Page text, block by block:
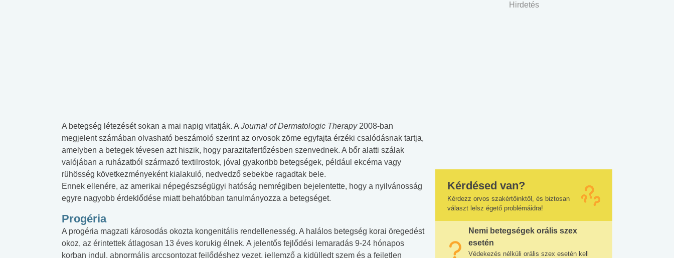
A betegség létezését sokan a mai napig vitatják. A Journal of Dermatologic Therapy 2008-ban
megjelent számában olvasható beszámoló szerint az orvosok zöme egyfajta érzéki csalódásnak tartja,
amelyben a betegek tévesen azt hiszik, hogy parazitafertőzésben szenvednek. A bőr alatti szálak
valójában a ruházatból származó textilrostok, jóval gyakoribb betegségek, például ekcéma vagy
rühösség következményeként kialakuló, nedvedző sebekbe ragadtak bele.
Ennek ellenére, az amerikai népegészségügyi hatóság nemrégiben bejelentette, hogy a nyilvánosság
egyre nagyobb érdeklődése miatt behatóbban tanulmányozza a betegséget.
Progéria
A progéria magzati károsodás okozta kongenitális rendellenesség. A halálos betegség korai öregedést
okoz, az érintettek átlagosan 13 éves korukig élnek. A jelentős fejlődési lemaradás 9-24 hónapos
korban indul, abnormális arccsontozat fejlődéshez vezet, jellemző a kidülledt szem és a fejletlen
Hirdetés
Kérdésed van?
Kérdezz orvos szakértőinktől, és biztosan
választ lelsz égető problémáidra!
Nemi betegségek orális szex
esetén
Védekezés nélküli orális szex esetén kell